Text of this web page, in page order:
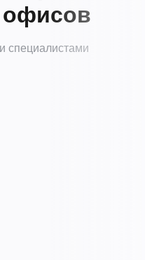
офисов
специалистами